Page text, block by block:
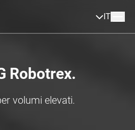
IT
Robotrex.
volumi elevati.